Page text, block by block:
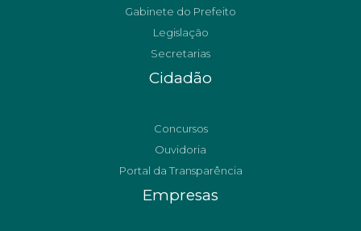
Gabinete do Prefeito
Legislação
Secretarias
Cidadão
Concursos
Ouvidoria
Portal da Transparência
Empresas